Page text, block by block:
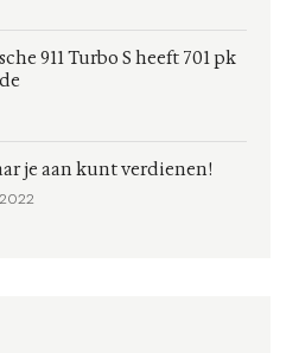
911 Turbo S heeft 701 pk
je aan kunt verdienen!